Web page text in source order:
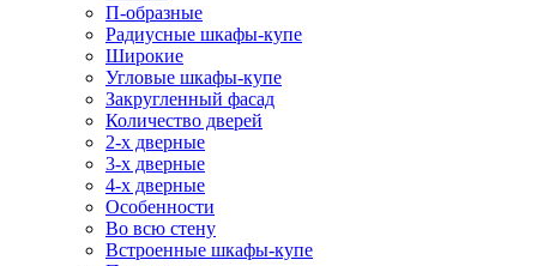
П-образные
Радиусные шкафы-купе
Широкие
Угловые шкафы-купе
Закругленный фасад
Количество дверей
2-х дверные
3-х дверные
4-х дверные
Особенности
Во всю стену
Встроенные шкафы-купе